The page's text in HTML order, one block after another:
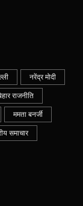
नरेंद्र मोदी
राजनीति
ममता बनर्जी
समाचार